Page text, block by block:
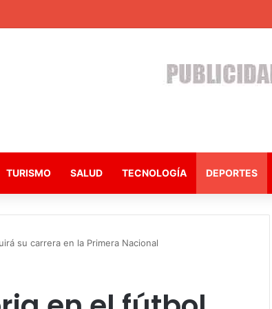
TURISMO SALUD TECNOLOGÍA DEPORTES
su carrera en la Primera Nacional